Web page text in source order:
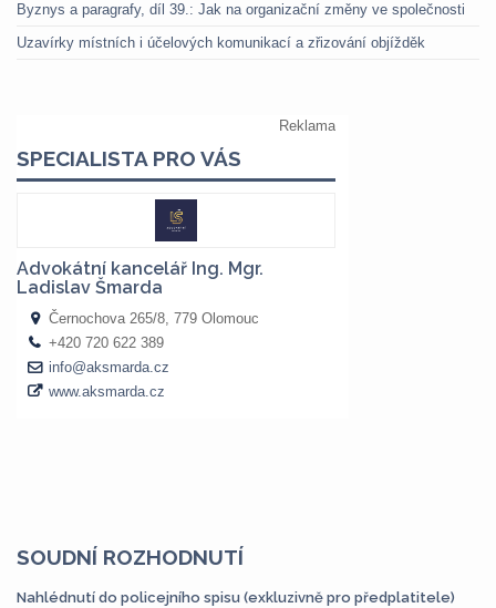
Byznys a paragrafy, díl 39.: Jak na organizační změny ve společnosti
Uzavírky místních i účelových komunikací a zřizování objížděk
SOUDNÍ ROZHODNUTÍ
Nahlédnutí do policejního spisu (exkluzivně pro předplatitele)